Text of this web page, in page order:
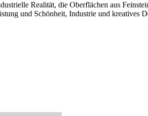
Realität, die Oberflächen aus
und Schönheit, Industrie und kreatives